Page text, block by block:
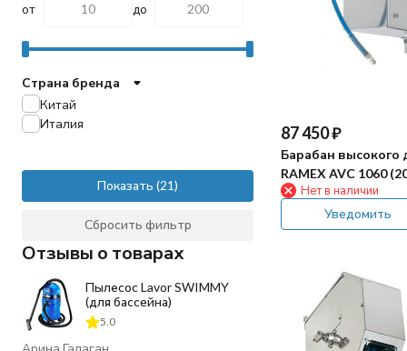
87 450₽
Барабан высокого
RAMEX AVC 1060
нерж)Нет в наличии
Уведомить
от
до
Страна бренда
Китай
Италия
Показать
Сбросить фильтр
Отзывы о товарах
Пылесос Lavor SWIMMY
(для бассейна)
5.0